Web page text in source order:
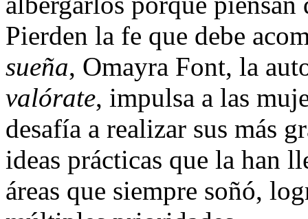
Pierden la fe que debe
sueña, Omayra Font, la
valórate, impulsa a las
desafía a realizar sus más
ideas prácticas que la han
áreas que siempre soñó,